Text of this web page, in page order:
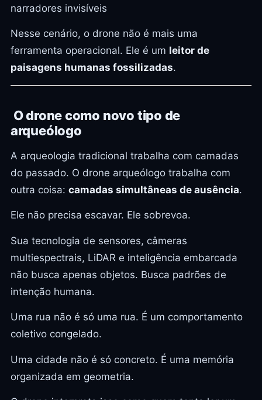
narradores invisíveis
Nesse cenário, o drone não é mais uma
ferramenta operacional. Ele é um leitor de
paisagens humanas fossilizadas.
O drone como novo tipo de
arqueólogo
A arqueologia tradicional trabalha com camadas
do passado. O drone arqueólogo trabalha com
outra coisa: camadas simultâneas de ausência.
Ele não precisa escavar. Ele sobrevoa.
Sua tecnologia de sensores, câmeras
multiespectrais, LiDAR e inteligência embarcada
não busca apenas objetos. Busca padrões de
intenção humana.
Uma rua não é só uma rua. É um comportamento
coletivo congelado.
Uma cidade não é só concreto. É uma memória
organizada em geometria.